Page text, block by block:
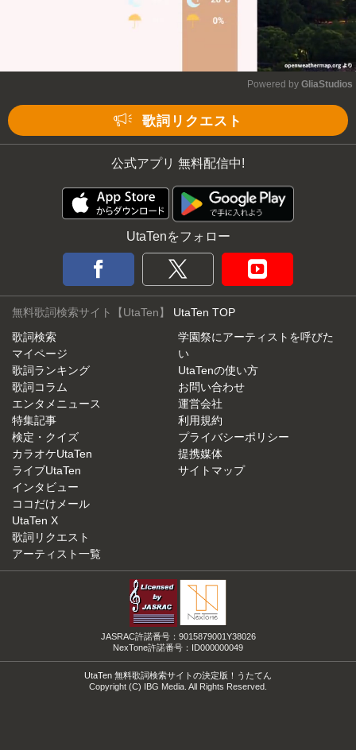
Powered by GliaStudios
歌詞リクエスト
公式アプリ 無料配信中!
UtaTenをフォロー
無料歌詞検索サイト【UtaTen】 UtaTen TOP
歌詞検索
マイページ
歌詞ランキング
歌詞コラム
エンタメニュース
特集記事
検定・クイズ
カラオケUtaTen
ライブUtaTen
インタビュー
ココだけメール
UtaTen X
歌詞リクエスト
アーティスト一覧
学園祭にアーティストを呼びた
い
UtaTenの使い方
お問い合わせ
運営会社
利用規約
プライバシーポリシー
提携媒体
サイトマップ
JASRAC許諾番号：9015879001Y38026
NexTone許諾番号：ID000000049
UtaTen 無料歌詞検索サイトの決定版！うたてん
Copyright (C) IBG Media. All Rights Reserved.